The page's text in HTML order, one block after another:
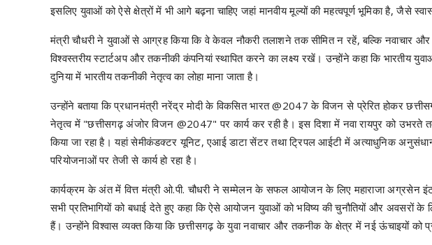
इसलिए युवाओं को ऐसे क्षेत्रों में भी आगे बढ़ना चाहिए जहां मानवीय मूल्यों की महत्वपूर्ण भूमिका है, जैसे
मंत्री चौधरी ने युवाओं से आग्रह किया कि वे केवल नौकरी तलाशने तक सीमित न रहें, बल्कि नवाचार और
विश्वस्तरीय स्टार्टअप और तकनीकी कंपनियां स्थापित करने का लक्ष्य रखें। उन्होंने कहा कि भारतीय
दुनिया में भारतीय तकनीकी नेतृत्व का लोहा माना जाता है।
उन्होंने बताया कि प्रधानमंत्री नरेंद्र मोदी के विकसित भारत @2047 के विजन से प्रेरित होकर
नेतृत्व में "छत्तीसगढ़ अंजोर विजन @2047" पर कार्य कर रही है। इस दिशा में नवा रायपुर को
किया जा रहा है। यहां सेमीकंडक्टर यूनिट, एआई डाटा सेंटर तथा ट्रिपल आईटी में अत्याधुनिक
परियोजनाओं पर तेजी से कार्य हो रहा है।
कार्यक्रम के अंत में वित्त मंत्री ओ.पी. चौधरी ने सम्मेलन के सफल आयोजन के लिए महाराजा
सभी प्रतिभागियों को बधाई देते हुए कहा कि ऐसे आयोजन युवाओं को भविष्य की चुनौतियों और अवसरों के
हैं। उन्होंने विश्वास व्यक्त किया कि छत्तीसगढ़ के युवा नवाचार और तकनीक के क्षेत्र में नई ऊंचाइयों को